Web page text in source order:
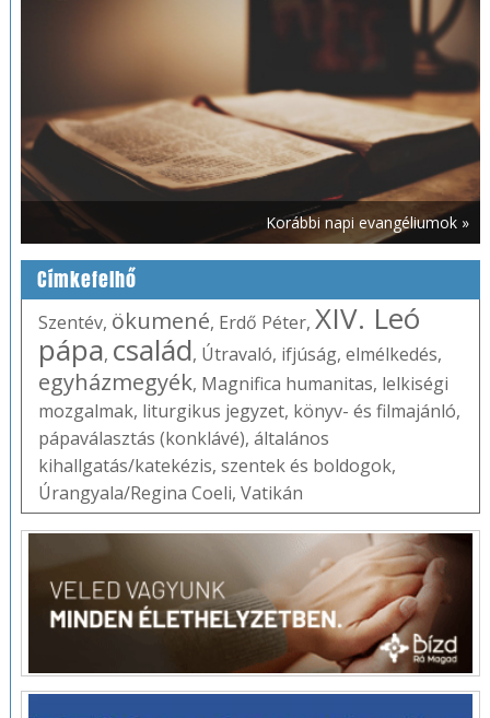
Korábbi napi evangéliumok »
Címkefelhő
Szentév, ökumené, Erdő Péter, XIV. Leó
pápa, család, Útravaló, ifjúság, elmélkedés,
egyházmegyék, Magnifica humanitas, lelkiségi
mozgalmak, liturgikus jegyzet, könyv- és filmajánló,
pápaválasztás (konklávé), általános
kihallgatás/katekézis, szentek és boldogok,
Úrangyala/Regina Coeli, Vatikán